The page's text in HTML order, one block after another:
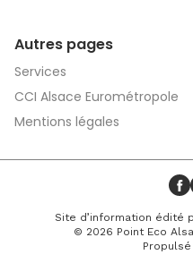
Autres pages
Services
CCI Alsace Eurométropole
Mentions légales
Site d’information édité
© 2026 Point Eco